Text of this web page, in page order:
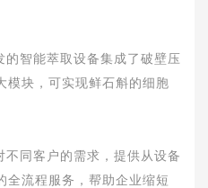
的智能萃取设备集成了破壁压
模块，可实现鲜石斛的细胞
不同客户的需求，提供从设备
全流程服务，帮助企业缩短